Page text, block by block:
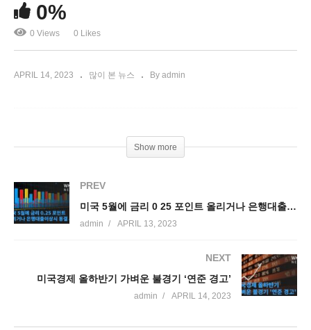
0%
0 Views 0 Likes
APRIL 14, 2023 많이 본 뉴스 By admin
Show more
PREV
미국 5월에 금리 0 25 포인트 올리거나 은행대출이상시 동결 시사
admin APRIL 13, 2023
NEXT
미국경제 올하반기 가벼운 불경기 ‘연준 경고’
admin APRIL 14, 2023